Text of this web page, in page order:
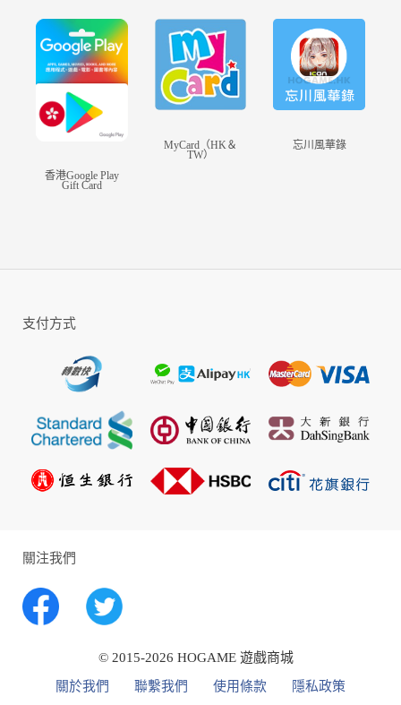
吟詩作對，秦始皇高冷的挑高望遠，在這裡玩家可以穿越時空與名人
雅士成為知己好友，並在日常生活中看到他們活潑有趣的互動場景。
【宿敵重逢 天命出擊】
玩家將帶領名士們阻止鬼王在歷史篇章中妄圖改變正史軌跡。每位名
士具有專屬的個人覺醒技能與名士間羈絆的天命組合技能，透過玩家
靈活的策略安排，打造出專屬於自己的最強陣容，擊敗鬼王守護忘川
【寶物名器 盡收眼底】
玩家作為使者守護忘川，在歷史場景中找到各朝代的寶物名器，包含
秦始皇的傳國玉璽、象徵著楊玉環與唐明皇愛情的霓裳羽衣，還有歷
忘川打造出獨一無二的古風家居設計，可邀請名士們前來落座對弈煮
※本遊戲部分內容涉及暴力、不當語言，依遊戲軟體分級管理辦法分
※請注意遊戲時間，避免沉迷。
香港Google Play
Gift Card
MyCard（HK＆
TW）
忘川風華錄
支付方式
關注我們
© 2015-2026 HOGAME 遊戲商城
關於我們
聯繫我們 使用條款 隱私政策